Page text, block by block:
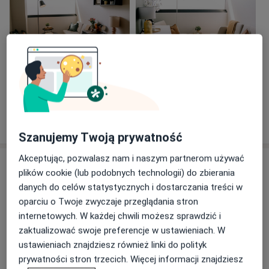
chcące zadbać o siebie. Jest to wspaniały rodzaj
prezentu jaki możemy dać sobie i innym.
Podczas usług PSYCHOTERAPEUTYCZNYCH możemy
skupić się na problemach, ale również samorealizacji.
Psychoterapia nie jest jedynie dla ludzi chorych.
Najczęściej są to ludzie, którzy chcą od życia więcej.
• W trakcie sesji to Ty decydujesz, gdzie chcesz iść ze
mną
• Mogą być to konflikty w związku lub trudne sytuacje
w rodzinie
• Może niepokoi Cię zachowanie dziecka?
• Może przeszłość, która wraca jak echo i niszczy tu, i
teraz?
• W tym wszystkim nie musisz być sama/sam
Możliwość konsultacji przez Internet f b : Patryk Rewaj
Zobacz galerię (7)
Usługi i ceny
Konsultacja Wideo - Psychologa
dzieci pierwszorazowa
Od 249 zł Szczegóły
Umów wizytę
Konsultacja Wideo - Psychologa
pierwszorazowa
Umów wizytę
Szanujemy Twoją prywatność
Akceptując, pozwalasz nam i naszym partnerom używać
plików cookie (lub podobnych technologii) do zbierania
danych do celów statystycznych i dostarczania treści w
oparciu o Twoje zwyczaje przeglądania stron
internetowych. W każdej chwili możesz sprawdzić i
zaktualizować swoje preferencje w ustawieniach. W
ustawieniach znajdziesz również linki do polityk
prywatności stron trzecich. Więcej informacji znajdziesz